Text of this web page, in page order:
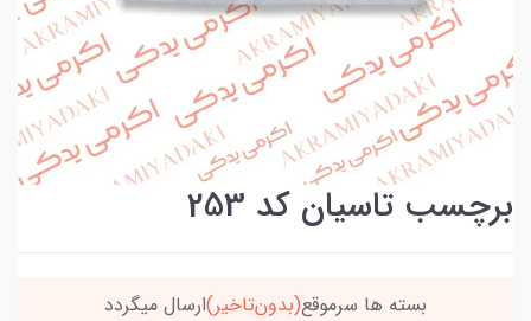
برچسب تاسیان کد 253
خریدتو به5میلیون برسون،ارسالت‌رایگانه